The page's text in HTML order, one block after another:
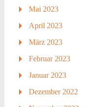
Mai 2023
April 2023
März 2023
Februar 2023
Januar 2023
Dezember 2022